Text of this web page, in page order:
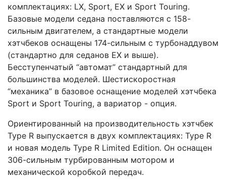
комплектациях: LX, Sport, EX и Sport Touring.
Базовые модели седана поставляются с 158-
сильным двигателем, а стандартные модели
хэтчбеков оснащены 174-сильным с турбонаддувом
(стандартно для седанов EX и выше).
Бесступенчатый “автомат” стандартный для
большинства моделей. Шестискоростная
“механика” в базовое оснащение моделей хэтчбека
Sport и Sport Touring, а вариатор - опция.
Ориентированный на производительность хэтчбек
Type R выпускается в двух комплектациях: Type R
и новая модель Type R Limited Edition. Он оснащен
306-сильным турбированным мотором и
механической коробкой передач.